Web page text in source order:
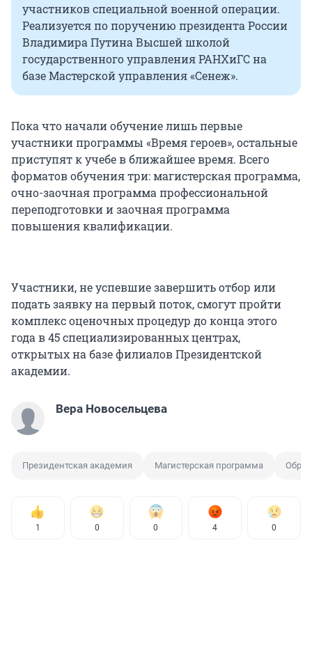
участников специальной военной операции.
Реализуется по поручению президента России
Владимира Путина Высшей школой
государственного управления РАНХиГС на
базе Мастерской управления «Сенеж».
Пока что начали обучение лишь первые
участники программы «Время героев», остальные
приступят к учебе в ближайшее время. Всего
форматов обучения три: магистерская программа,
очно-заочная программа профессиональной
переподготовки и заочная программа
повышения квалификации.
Участники, не успевшие завершить отбор или
подать заявку на первый поток, смогут пройти
комплекс оценочных процедур до конца этого
года в 45 специализированных центрах,
открытых на базе филиалов Президентской
академии.
Вера Новосельцева
Президентская академия Магистерская программа
1 0 0 4 0